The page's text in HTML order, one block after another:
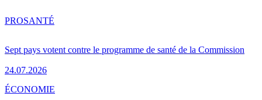
Sept pays votent contre le programme de santé de la Commission
24.07.2026
PROSANTÉ
ÉCONOMIE